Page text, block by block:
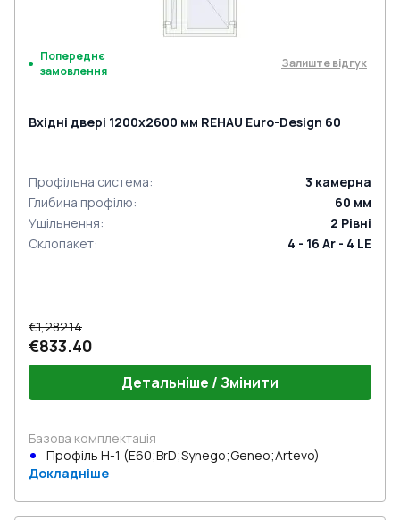
Попереднє
замовлення
Залиште відгук
Вхідні двері 1200x2600 мм REHAU Euro-Design 60
Профільна система: 3 камерна
Глибина профілю: 60 мм
Ущільнення: 2 Рівні
Склопакет: 4 - 16 Ar - 4 LE
€1,282.14
€833.40
Детальніше / Змінити
Базова комплектація
Профіль Н-1 (E60;BrD;Synego;Geneo;Artevo)
Докладніше